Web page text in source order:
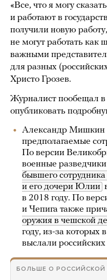
«Все, что я могу
и работают в
получили новую
не могут работать как
важными
для разных
Христо Грозев.
Журналист пообещал
опубликовать
Александр Мишкин
предполагаемые
По версии
военные разведчики
бывшего
и его дочери Юлии
в 2018 году. По
и Чепига также
оружия в чешской
году, из-за которых
выслали
БОЛЬШЕ О РОССИЙСКОЙ